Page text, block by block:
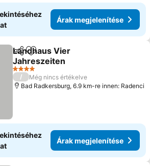
Árak megjelenítése
Megosztás
Hozzáadás a kedvencekhez
Landhaus Vier
Jahreszeiten
4 Kategória
/
Még nincs értékelve
Bad Radkersburg, 6.9 km-re innen: Radenci
Árak megjelenítése